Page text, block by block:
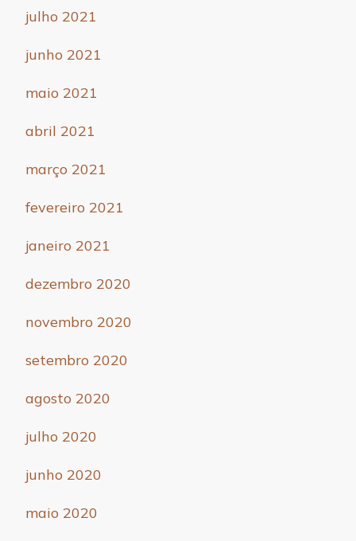
julho 2021
junho 2021
maio 2021
abril 2021
março 2021
fevereiro 2021
janeiro 2021
dezembro 2020
novembro 2020
setembro 2020
agosto 2020
julho 2020
junho 2020
maio 2020